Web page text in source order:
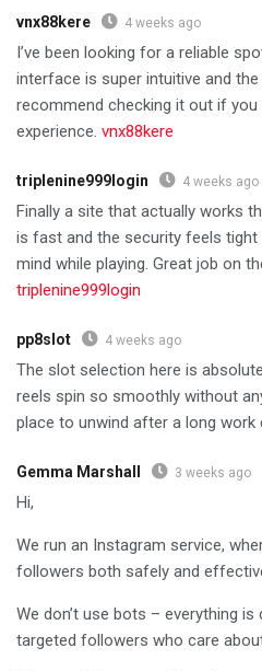
vnx88kere 4 weeks ago
I’ve been looking for a reliable
interface is super intuitive and
recommend checking it out if
experience. vnx88kere
triplenine999login 4 weeks ago
Finally a site that actually works
is fast and the security feels
mind while playing. Great job on
triplenine999login
pp8slot 4 weeks ago
The slot selection here is
reels spin so smoothly without
place to unwind after a long work
Gemma Marshall 3 weeks ago
Hi,
We run an Instagram service,
followers both safely and
We don’t use bots – everything
targeted followers who care